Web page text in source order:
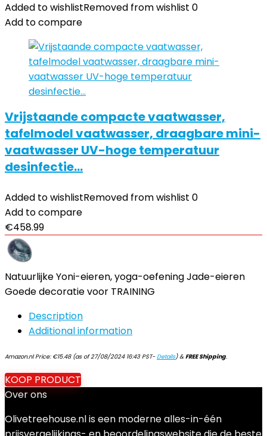
Added to wishlistRemoved from wishlist 0
Add to compare
Vrijstaande compacte vaatwasser,
tafelmodel vaatwasser, draagbare mini-
vaatwasser UV-hoge temperatuur
desinfectie…
Added to wishlistRemoved from wishlist 0
Add to compare
€458.99
Natuurlijke Yoni-eieren, yoga-oefening Jade-eieren
Goede decoratie voor TRAINING
Description
Additional information
Amazon.nl Price: €15.48(as of 27/08/2024 16:43 PST-Details)&FREE Shipping.
KOOP PRODUCT
Over ons
Olivetreehouse.nl is een moderne alles-in-één